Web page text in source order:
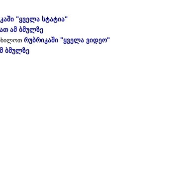
"ყველა სტატია"
ამ ბმულზე
რუბრიკაში "ყველა ვიდეო"
ბმულზე